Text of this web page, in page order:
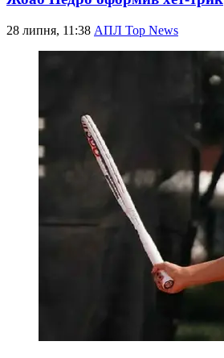
28 липня, 11:38 АПЛ Top News